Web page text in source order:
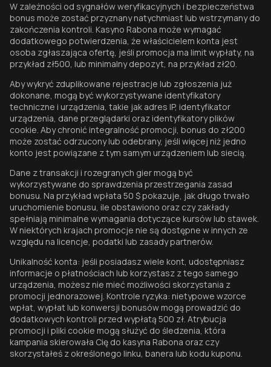
W zależności od sygnałów weryfikacyjnych i bezpieczeństwa
bonus może zostać przyznany natychmiast lub wstrzymany do
zakończenia kontroli. Kasyno Rabona może wymagać
dodatkowego potwierdzenia, że właścicielem konta jest
osoba zgłaszająca ofertę, jeśli promocja ma limit wypłaty, na
przykład zł500, lub minimalny depozyt, na przykład zł20.
Aby wykryć zduplikowane rejestracje lub zgłoszenia już
dokonane, mogą być wykorzystywane identyfikatory
techniczne i urządzenia, takie jak adres IP, identyfikator
urządzenia, dane przeglądarki oraz identyfikatory plików
cookie. Aby chronić integralność promocji, bonus do zł200
może zostać odrzucony lub odebrany, jeśli więcej niż jedno
konto jest powiązane z tym samym urządzeniem lub siecią.
Dane z transakcji i rozegranych gier mogą być
wykorzystywane do sprawdzenia przestrzegania zasad
bonusu. Na przykład wpłata 50 $ pokazuje, jak długo trwało
uruchomienie bonusu, ile obstawiono oraz czy zakłady
spełniają minimalne wymagania dotyczące kursów lub stawek.
W niektórych krajach promocje nie są dostępne w innych ze
względu na licencje, podatki lub zasady partnerów.
Unikalność konta: jeśli posiadasz wiele kont, udostępniasz
informacje o płatnościach lub korzystasz z tego samego
urządzenia, możesz nie mieć możliwości skorzystania z
promocji jednorazowej. Kontrole ryzyka: nietypowe wzorce
wpłat, wypłat lub konwersji bonusów mogą prowadzić do
dodatkowych kontroli przed wypłatą 500 zł. Atrybucja
promocji i pliki cookie mogą służyć do śledzenia, która
kampania skierowała Cię do kasyna Rabona oraz czy
skorzystałeś z określonego linku, banera lub kodu kuponu.